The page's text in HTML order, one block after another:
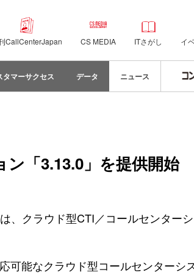
CallCenterJapan CS MEDIA ITさがし イ
タマーサクセス データ ニュース
「3.13.0」を提供開始
、クラウド型CTI／コールセンター
能なクラウド型コールセンターシ